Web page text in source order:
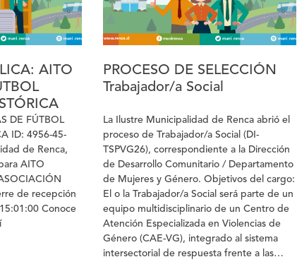
AITO
DE FÚTBOL
ID: 4956-45-
de Renca,
AITO
de recepción
Conoce
PROCESO DE SELECCIÓN
Trabajador/a Social
La Ilustre Municipalidad de Renca abrió el
proceso de Trabajador/a Social (DI-
TSPVG26), correspondiente a la Dirección
de Desarrollo Comunitario / Departamento
de Mujeres y Género. Objetivos del cargo:
El o la Trabajador/a Social será parte de un
equipo multidisciplinario de un Centro de
Atención Especializada en Violencias de
Género (CAE-VG), integrado al sistema
intersectorial de respuesta frente a las